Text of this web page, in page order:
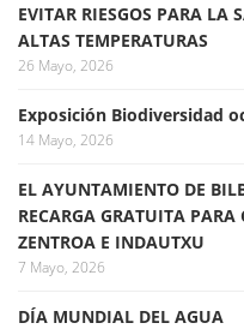
EVITAR RIESGOS PARA LA
ALTAS TEMPERATURAS
26 Mayo, 2026
Exposición Biodiversidad
14 Mayo, 2026
EL AYUNTAMIENTO DE
RECARGA GRATUITA PARA
ZENTROA E INDAUTXU
7 Mayo, 2026
DÍA MUNDIAL DEL AGUA